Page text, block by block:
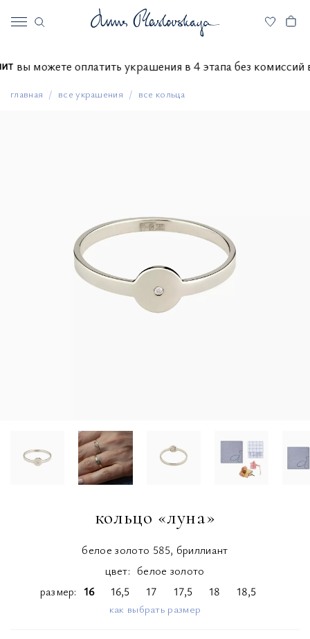
вы можете оплатить украшения в 4 этапа без
главная все украшения все кольца
кольцо «луна»
белое золото 585, бриллиант
цвет: белое золото
размер
16 16,5 17 17,5 18 18,5
как выбрать размер